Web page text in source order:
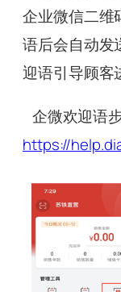
企业微信二维
语后会自动发
迎语引导顾客
企微欢迎语
https://